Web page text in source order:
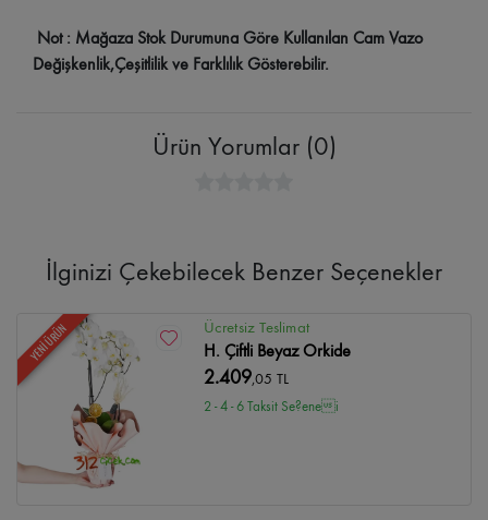
Not : Mağaza Stok Durumuna Göre Kullanılan Cam Vazo
Değişkenlik,Çeşitlilik ve Farklılık Gösterebilir.
Ürün Yorumlar (0)
İlginizi Çekebilecek Benzer Seçenekler
YENİ ÜRÜN Ücretsiz Teslimat
H. Çiftli Beyaz Orkide
2.409,05 TL
2 - 4 - 6 Taksit Se?enei